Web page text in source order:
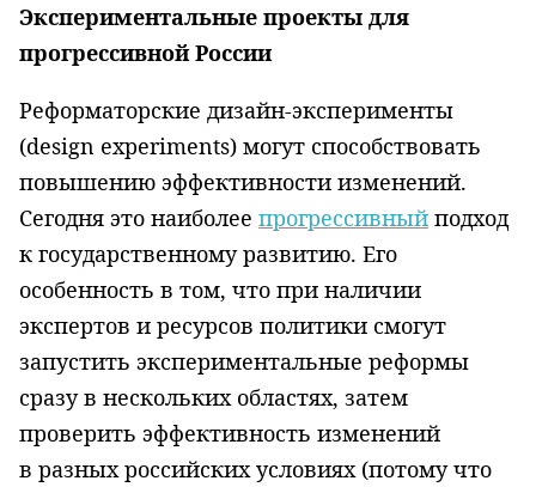
Экспериментальные проекты для
прогрессивной России
Реформаторские дизайн-эксперименты
(design experiments) могут способствовать
повышению эффективности изменений.
Сегодня это наиболее прогрессивный подход
к государственному развитию. Его
особенность в том, что при наличии
экспертов и ресурсов политики смогут
запустить экспериментальные реформы
сразу в нескольких областях, затем
проверить эффективность изменений
в разных российских условиях (потому что